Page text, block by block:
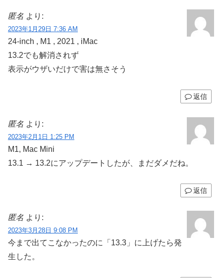
匿名 より:
2023年1月29日 7:36 AM
24-inch , M1 , 2021 , iMac
13.2でも解消されず
表示がウザいだけで害は無さそう
返信
匿名 より:
2023年2月1日 1:25 PM
M1, Mac Mini
13.1 → 13.2にアップデートしたが、まだダメだね。
返信
匿名 より:
2023年3月28日 9:08 PM
今まで出てこなかったのに「13.3」に上げたら発
生した。